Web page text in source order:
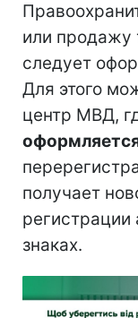
или продажу
следует
Для этого
центр МВД,
получает
знаках.